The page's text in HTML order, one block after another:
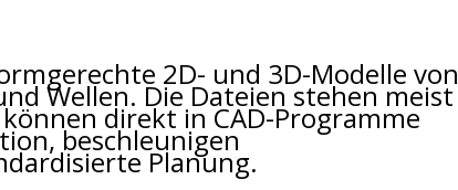
2D- und 3D-Modelle von
Wellen. Die Dateien stehen meist
direkt in CAD-Programme
beschleunigen
Planung.